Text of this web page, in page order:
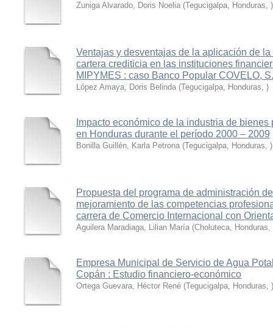
Zuniga Alvarado, Doris Noelia (Tegucigalpa, Honduras, )
Ventajas y desventajas de la aplicación de
cartera crediticia en las instituciones
MIPYMES : caso Banco Popular COVELO,
López Amaya, Doris Belinda (Tegucigalpa, Honduras, )
Impacto económico de la industria de
en Honduras durante el período 2000 – 2009
Bonilla Guillén, Karla Petrona (Tegucigalpa, Honduras, )
Propuesta del programa de administración
mejoramiento de las competencias
carrera de Comercio Internacional con
Aguilera Maradiaga, Lilian María (Choluteca, Honduras,
Empresa Municipal de Servicio de Agua
Copán : Estudio financiero-económico
Ortega Guevara, Héctor René (Tegucigalpa, Honduras, )